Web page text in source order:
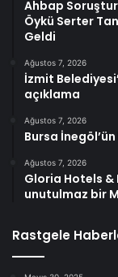
Ahbap
Öykü Serter
Geldi
Ağustos 7, 2026
İzmit
açıklama
Ağustos 7, 2026
Bursa
Ağustos 7, 2026
Gloria Hotels &
unutulmaz bir
Rastgele